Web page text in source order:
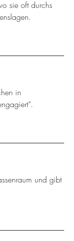
sie oft durchs
in
und gibt